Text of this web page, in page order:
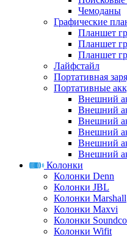
Чемоданы
Графические
Планшет
Планшет
Планшет
Лайфстайл
Портативная
Портативные
Внешний
Внешний
Внешний
Внешний
Внешний
Внешний
Колонки
Колонки Denn
Колонки JBL
Колонки Marshall
Колонки Maxvi
Колонки
Колонки Wifit